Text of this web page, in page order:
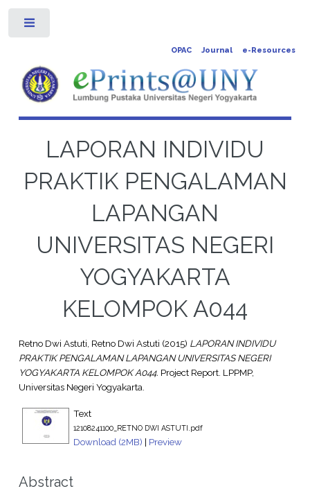
OPAC Journal e-Resources
LAPORAN INDIVIDU
PRAKTIK PENGALAMAN
LAPANGAN
UNIVERSITAS NEGERI
YOGYAKARTA
KELOMPOK A044
Retno Dwi Astuti, Retno Dwi Astuti (2015) LAPORAN INDIVIDU
PRAKTIK PENGALAMAN LAPANGAN UNIVERSITAS NEGERI
YOGYAKARTA KELOMPOK A044. Project Report. LPPMP,
Universitas Negeri Yogyakarta.
Text
12108241100_RETNO DWI ASTUTI.pdf
Download (2MB) | Preview
Abstract